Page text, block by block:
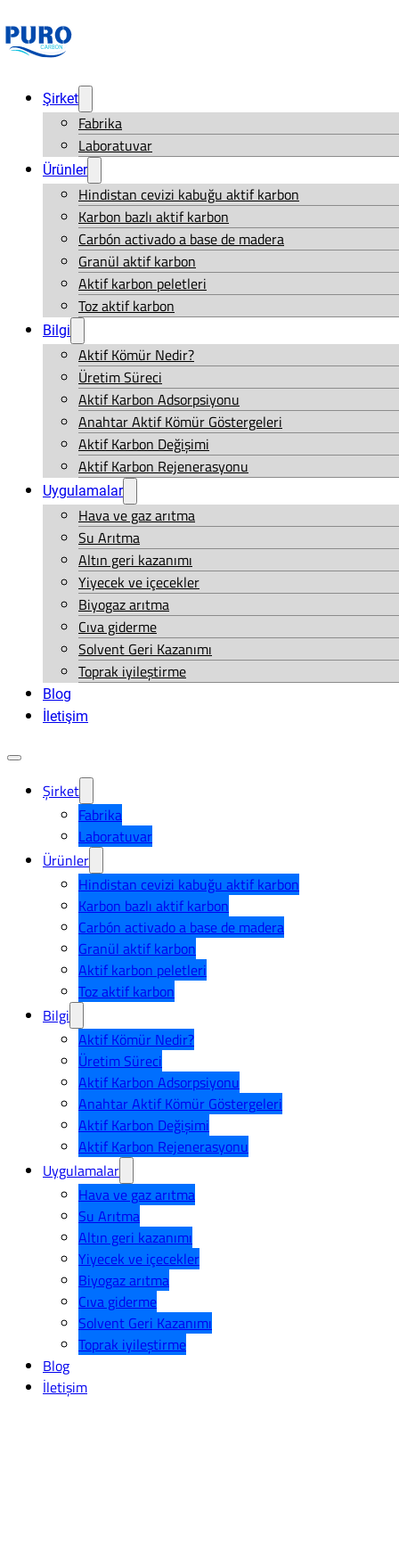
Şirket
Fabrika
Laboratuvar
Ürünler
Hindistan cevizi kabuğu aktif karbon
Karbon bazlı aktif karbon
Carbón activado a base de madera
Granül aktif karbon
Aktif karbon peletleri
Toz aktif karbon
Bilgi
Aktif Kömür Nedir?
Üretim Süreci
Aktif Karbon Adsorpsiyonu
Anahtar Aktif Kömür Göstergeleri
Aktif Karbon Değişimi
Aktif Karbon Rejenerasyonu
Uygulamalar
Hava ve gaz arıtma
Su Arıtma
Altın geri kazanımı
Yiyecek ve içecekler
Biyogaz arıtma
Cıva giderme
Solvent Geri Kazanımı
Toprak iyileştirme
Blog
İletişim
Şirket
Fabrika
Laboratuvar
Ürünler
Hindistan cevizi kabuğu aktif karbon
Karbon bazlı aktif karbon
Carbón activado a base de madera
Granül aktif karbon
Aktif karbon peletleri
Toz aktif karbon
Bilgi
Aktif Kömür Nedir?
Üretim Süreci
Aktif Karbon Adsorpsiyonu
Anahtar Aktif Kömür Göstergeleri
Aktif Karbon Değişimi
Aktif Karbon Rejenerasyonu
Uygulamalar
Hava ve gaz arıtma
Su Arıtma
Altın geri kazanımı
Yiyecek ve içecekler
Biyogaz arıtma
Cıva giderme
Solvent Geri Kazanımı
Toprak iyileştirme
Blog
İletişim